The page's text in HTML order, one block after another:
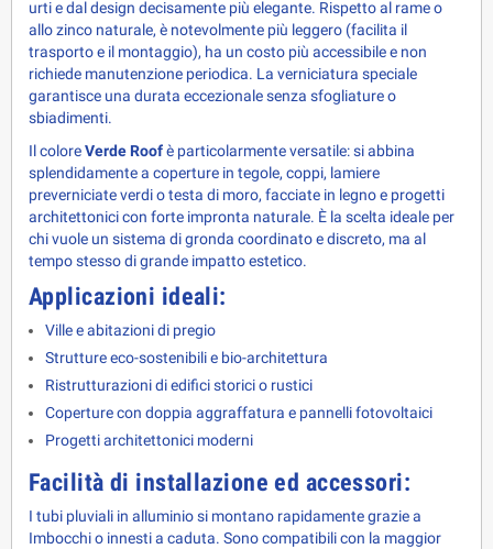
urti e dal design decisamente più elegante. Rispetto al rame o
allo zinco naturale, è notevolmente più leggero (facilita il
trasporto e il montaggio), ha un costo più accessibile e non
richiede manutenzione periodica. La verniciatura speciale
garantisce una durata eccezionale senza sfogliature o
sbiadimenti.
Il colore Verde Roof è particolarmente versatile: si abbina
splendidamente a coperture in tegole, coppi, lamiere
preverniciate verdi o testa di moro, facciate in legno e progetti
architettonici con forte impronta naturale. È la scelta ideale per
chi vuole un sistema di gronda coordinato e discreto, ma al
tempo stesso di grande impatto estetico.
Applicazioni ideali:
Ville e abitazioni di pregio
Strutture eco-sostenibili e bio-architettura
Ristrutturazioni di edifici storici o rustici
Coperture con doppia aggraffatura e pannelli fotovoltaici
Progetti architettonici moderni
Facilità di installazione ed accessori:
I tubi pluviali in alluminio si montano rapidamente grazie a
Imbocchi o innesti a caduta. Sono compatibili con la maggior